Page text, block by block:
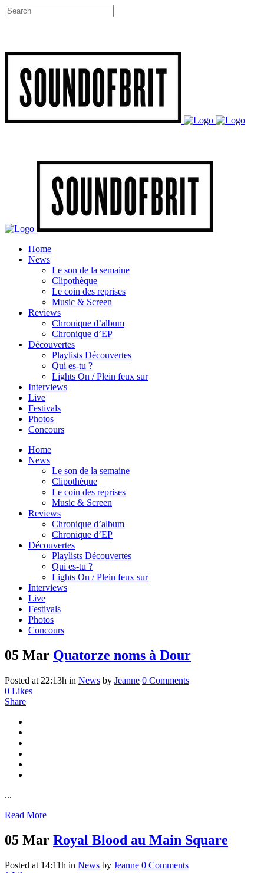
Home
News
Le son de la semaine
Clipothèque
Le coin des reprises
Music & Screen
Reviews
Chronique d’album
Chronique d’EP
Découvertes
Playlists Découvertes
Qui es-tu ?
Lights On / Plein feux sur
Interviews
Live
Festivals
Photos
Concours
Home
News
Le son de la semaine
Clipothèque
Le coin des reprises
Music & Screen
Reviews
Chronique d’album
Chronique d’EP
Découvertes
Playlists Découvertes
Qui es-tu ?
Lights On / Plein feux sur
Interviews
Live
Festivals
Photos
Concours
05 Mar Quatorze noms à Dour
Posted at 22:13h in News by Jeanne 0 Comments
0 Likes
Share
...
Read More
05 Mar Royal Blood au Main Square
Posted at 14:11h in News by Jeanne 0 Comments